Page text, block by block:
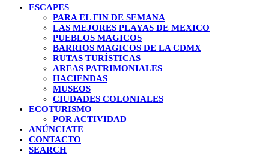
ESCAPES
PARA EL FIN DE SEMANA
LAS MEJORES PLAYAS DE MEXICO
PUEBLOS MAGICOS
BARRIOS MAGICOS DE LA CDMX
RUTAS TURÍSTICAS
AREAS PATRIMONIALES
HACIENDAS
MUSEOS
CIUDADES COLONIALES
ECOTURISMO
POR ACTIVIDAD
ANÚNCIATE
CONTACTO
SEARCH